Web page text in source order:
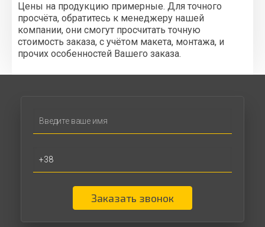
Цены на продукцию примерные. Для точного
просчёта, обратитесь к менеджеру нашей
компании, они смогут просчитать точную
стоимость заказа, с учётом макета, монтажа, и
прочих особенностей Вашего заказа.
Заказать звонок